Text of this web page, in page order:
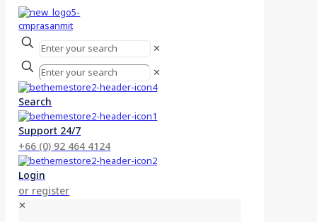
✕
✕
Search
Support 24/7
+66 (0) 92 464 4124
Login
or register
✕